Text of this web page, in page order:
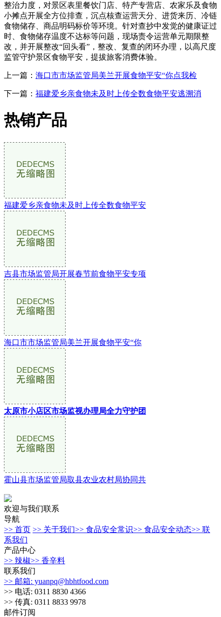
整治力度，对景区表里餐饮门店、特产专营店、农家乐及食物
小摊点开展全方位排查，沉点核查运营天分、进货来历、冷链
食物储存、商品明码标价等环境。针对查抄中发觉的健康证过
时、食物储存温度不达标等问题，现场责令运营单元期限整
改，并开展整改“回头看”，整改、复查的闭环办理，以高尺度
监管守护景区食物平安，提拔旅客消费体验。
上一篇： 海口市市场监管局美兰开展食物平安“你点我检
下一篇： 福建爱乡亲食物未及时上传全数食物平安逃溯消
热销产品
福建爱乡亲食物未及时上传全数食物平安
吉县市场监管局开展春节前食物平安专项
海口市市场监管局美兰开展食物平安“你
太原市小店区市场监视办理局全力守护团
霍山县市场监管局取县农业农村局协同共
欢迎与我们联系
导航
>> 首页 >> 关于我们>> 食品安全常识>> 食品安全动态>> 联
系我们
产品中心
>> 辣椒>> 香辛料
联系我们
>> 邮箱: yuanpq@hbhtfood.com
>> 电话: 0311 8830 4366
>> 传真: 0311 8833 9978
邮件订阅